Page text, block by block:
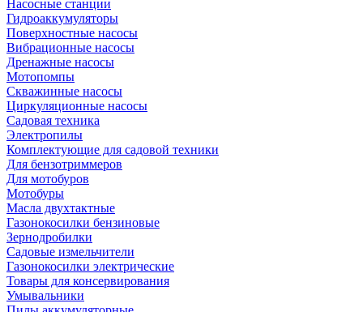
Насосные станции
Гидроаккумуляторы
Поверхностные насосы
Вибрационные насосы
Дренажные насосы
Мотопомпы
Скважинные насосы
Циркуляционные насосы
Садовая техника
Электропилы
Комплектующие для садовой техники
Для бензотриммеров
Для мотобуров
Мотобуры
Масла двухтактные
Газонокосилки бензиновые
Зернодробилки
Садовые измельчители
Газонокосилки электрические
Товары для консервирования
Умывальники